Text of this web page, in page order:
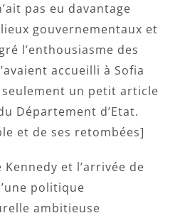
pas eu davantage
gouvernementaux et
l’enthousiasme des
accueilli à Sofia
un petit article
Département d’Etat.
et de ses retombées]
Kennedy et l’arrivée de
politique
ambitieuse